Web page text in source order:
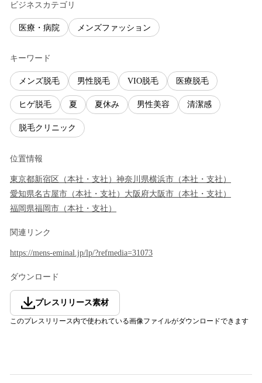
ビジネスカテゴリ
医療・病院 メンズファッション
キーワード
メンズ脱毛 男性脱毛 VIO脱毛 医療脱毛
ヒゲ脱毛 夏 夏休み 男性美容 清潔感
脱毛クリニック
位置情報
東京都新宿区 （本社・支社 ） 神奈川県横浜市 （本社・支社 ）
愛知県名古屋市 （本社・支社 ） 大阪府大阪市 （本社・支社 ）
福岡県福岡市 （本社・支社 ）
関連リンク
https://mens-eminal.jp/lp/?refmedia=31073
ダウンロード
プレスリリース素材
このプレスリリース内で使われている画像ファイルがダウンロードできます